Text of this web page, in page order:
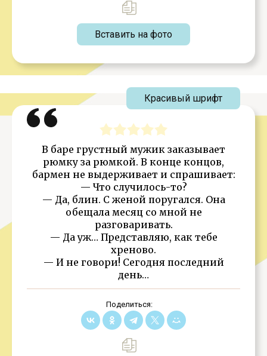
Вставить на фото
В баре грустный мужик заказывает
рюмку за рюмкой. В конце концов,
бармен не выдерживает и спрашивает:
— Что случилось-то?
— Да, блин. С женой поругался. Она
обещала месяц со мной не
разговаривать.
— Да уж… Представляю, как тебе
хреново.
— И не говори! Сегодня последний
день…
Поделиться:
Красивый шрифт